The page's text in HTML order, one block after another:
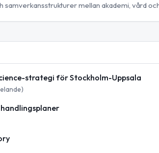
samverkansstrukturer mellan akademi, vård
strategi för Stockholm-Uppsala